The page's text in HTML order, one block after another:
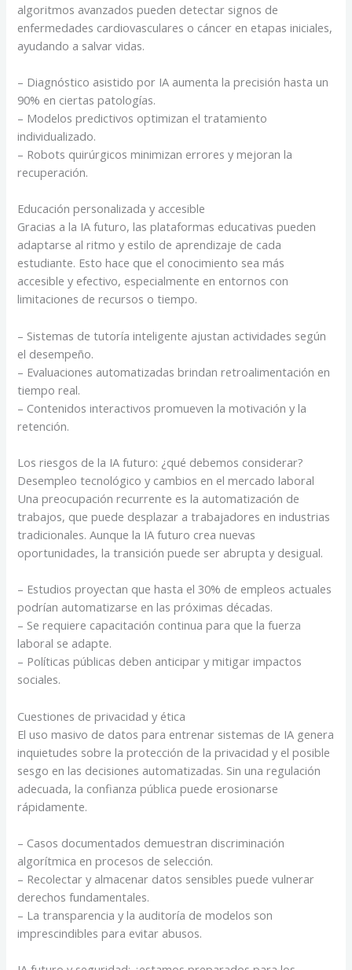
algoritmos avanzados pueden detectar signos de
enfermedades cardiovasculares o cáncer en etapas iniciales,
ayudando a salvar vidas.
– Diagnóstico asistido por IA aumenta la precisión hasta un
90% en ciertas patologías.
– Modelos predictivos optimizan el tratamiento
individualizado.
– Robots quirúrgicos minimizan errores y mejoran la
recuperación.
Educación personalizada y accesible
Gracias a la IA futuro, las plataformas educativas pueden
adaptarse al ritmo y estilo de aprendizaje de cada
estudiante. Esto hace que el conocimiento sea más
accesible y efectivo, especialmente en entornos con
limitaciones de recursos o tiempo.
– Sistemas de tutoría inteligente ajustan actividades según
el desempeño.
– Evaluaciones automatizadas brindan retroalimentación en
tiempo real.
– Contenidos interactivos promueven la motivación y la
retención.
Los riesgos de la IA futuro: ¿qué debemos considerar?
Desempleo tecnológico y cambios en el mercado laboral
Una preocupación recurrente es la automatización de
trabajos, que puede desplazar a trabajadores en industrias
tradicionales. Aunque la IA futuro crea nuevas
oportunidades, la transición puede ser abrupta y desigual.
– Estudios proyectan que hasta el 30% de empleos actuales
podrían automatizarse en las próximas décadas.
– Se requiere capacitación continua para que la fuerza
laboral se adapte.
– Políticas públicas deben anticipar y mitigar impactos
sociales.
Cuestiones de privacidad y ética
El uso masivo de datos para entrenar sistemas de IA genera
inquietudes sobre la protección de la privacidad y el posible
sesgo en las decisiones automatizadas. Sin una regulación
adecuada, la confianza pública puede erosionarse
rápidamente.
– Casos documentados demuestran discriminación
algorítmica en procesos de selección.
– Recolectar y almacenar datos sensibles puede vulnerar
derechos fundamentales.
– La transparencia y la auditoría de modelos son
imprescindibles para evitar abusos.